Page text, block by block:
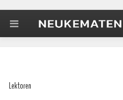
Lektoren